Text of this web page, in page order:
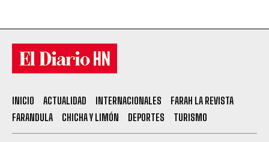
INICIO ACTUALIDAD INTERNACIONALES
FARAH LA REVISTA
FARANDULA
CHICHA Y LIMÓN DEPORTES TURISMO